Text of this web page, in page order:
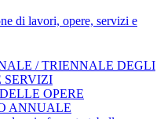
di lavori, opere, servizi e
/ TRIENNALE DEGLI
SERVIZI
OPERE
ANNUALE